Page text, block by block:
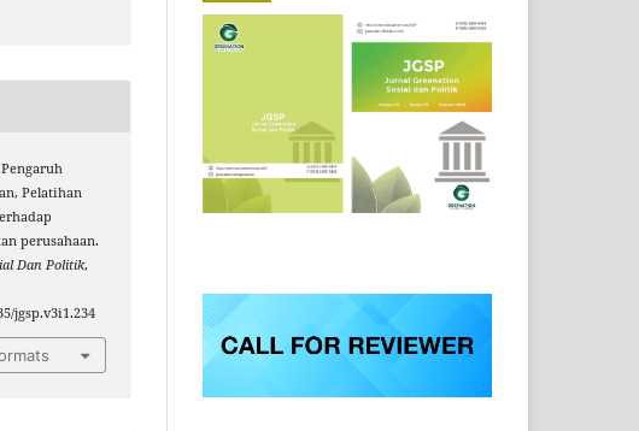
Pelatihan
perusahaan.
Dan Politik,
jgsp.v3i1.234